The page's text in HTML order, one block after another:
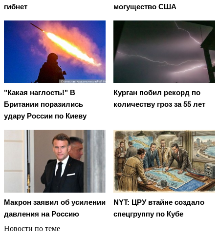
гибнет
могущество США
"Какая наглость!" В
Британии поразились
удару России по Киеву
Курган побил рекорд по
количеству гроз за 55 лет
Макрон заявил об усилении
давления на Россию
NYT: ЦРУ втайне создало
спецгруппу по Кубе
Новости по теме